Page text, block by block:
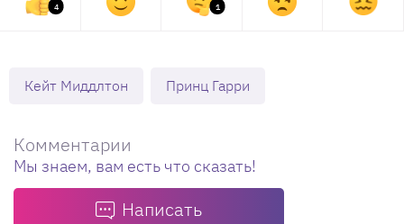
4 1
Кейт Миддлтон Принц Гарри
Комментарии
Мы знаем, вам есть что сказать!
Написать